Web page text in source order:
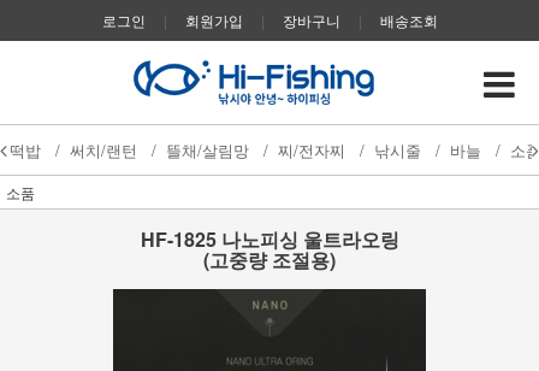
로그인 | 회원가입 | 장바구니 | 배송조회
떡밥 / 써치/랜턴 / 뜰채/살림망 / 찌/전자찌 / 낚시줄 / 바늘 / 소
소품
HF-1825 나노피싱 울트라오링
(고중량 조절용)